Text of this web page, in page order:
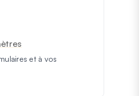
et à vos